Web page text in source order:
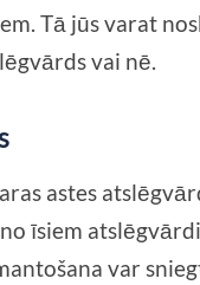
Tā jūs varat
vai nē.
astes
īsiem
var